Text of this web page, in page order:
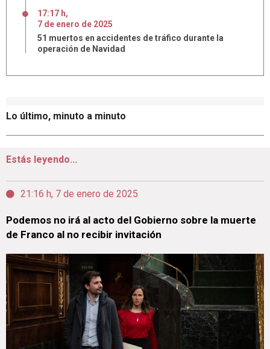
Lo último, minuto a minuto
Estás leyendo...
21:16 h, 7 de enero de 2025
Podemos no irá al acto del Gobierno sobre la muerte
de Franco al no recibir invitación
17:17 h,
7 de enero de 2025
51 muertos en accidentes de tráfico durante la
operación de Navidad